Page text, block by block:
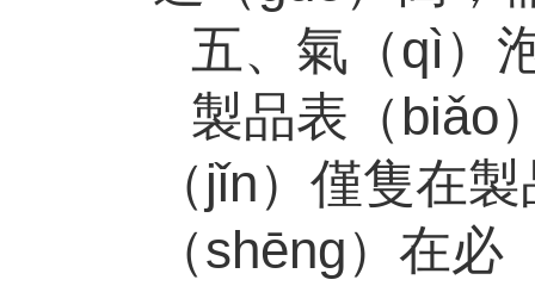
五、氣（qì）
製品表（biǎo
（jǐn）僅隻在
（shēng）在